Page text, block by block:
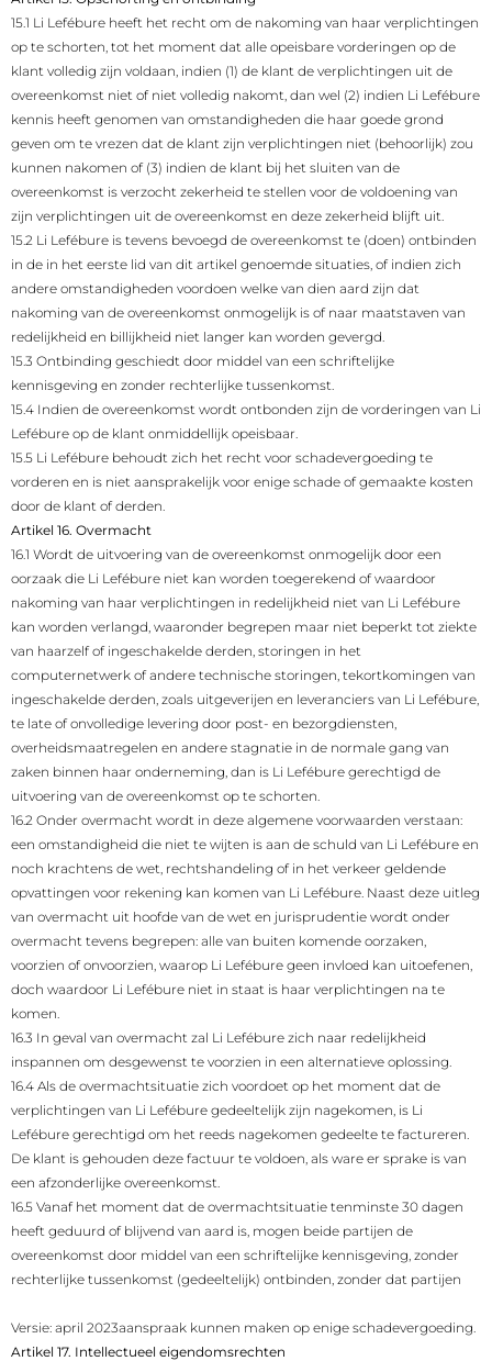
15.1 Li Lefébure heeft het recht om de nakoming van haar verplichtingen
op te schorten, tot het moment dat alle opeisbare vorderingen op de
klant volledig zijn voldaan, indien (1) de klant de verplichtingen uit de
overeenkomst niet of niet volledig nakomt, dan wel (2) indien Li Lefébure
kennis heeft genomen van omstandigheden die haar goede grond
geven om te vrezen dat de klant zijn verplichtingen niet (behoorlijk) zou
kunnen nakomen of (3) indien de klant bij het sluiten van de
overeenkomst is verzocht zekerheid te stellen voor de voldoening van
zijn verplichtingen uit de overeenkomst en deze zekerheid blijft uit.
15.2 Li Lefébure is tevens bevoegd de overeenkomst te (doen) ontbinden
in de in het eerste lid van dit artikel genoemde situaties, of indien zich
andere omstandigheden voordoen welke van dien aard zijn dat
nakoming van de overeenkomst onmogelijk is of naar maatstaven van
redelijkheid en billijkheid niet langer kan worden gevergd.
15.3 Ontbinding geschiedt door middel van een schriftelijke
kennisgeving en zonder rechterlijke tussenkomst.
15.4 Indien de overeenkomst wordt ontbonden zijn de vorderingen van Li
Lefébure op de klant onmiddellijk opeisbaar.
15.5 Li Lefébure behoudt zich het recht voor schadevergoeding te
vorderen en is niet aansprakelijk voor enige schade of gemaakte kosten
door de klant of derden.
Artikel 16. Overmacht
16.1 Wordt de uitvoering van de overeenkomst onmogelijk door een
oorzaak die Li Lefébure niet kan worden toegerekend of waardoor
nakoming van haar verplichtingen in redelijkheid niet van Li Lefébure
kan worden verlangd, waaronder begrepen maar niet beperkt tot ziekte
van haarzelf of ingeschakelde derden, storingen in het
computernetwerk of andere technische storingen, tekortkomingen van
ingeschakelde derden, zoals uitgeverijen en leveranciers van Li Lefébure,
te late of onvolledige levering door post- en bezorgdiensten,
overheidsmaatregelen en andere stagnatie in de normale gang van
zaken binnen haar onderneming, dan is Li Lefébure gerechtigd de
uitvoering van de overeenkomst op te schorten.
16.2 Onder overmacht wordt in deze algemene voorwaarden verstaan:
een omstandigheid die niet te wijten is aan de schuld van Li Lefébure en
noch krachtens de wet, rechtshandeling of in het verkeer geldende
opvattingen voor rekening kan komen van Li Lefébure. Naast deze uitleg
van overmacht uit hoofde van de wet en jurisprudentie wordt onder
overmacht tevens begrepen: alle van buiten komende oorzaken,
voorzien of onvoorzien, waarop Li Lefébure geen invloed kan uitoefenen,
doch waardoor Li Lefébure niet in staat is haar verplichtingen na te
komen.
16.3 In geval van overmacht zal Li Lefébure zich naar redelijkheid
inspannen om desgewenst te voorzien in een alternatieve oplossing.
16.4 Als de overmachtsituatie zich voordoet op het moment dat de
verplichtingen van Li Lefébure gedeeltelijk zijn nagekomen, is Li
Lefébure gerechtigd om het reeds nagekomen gedeelte te factureren.
De klant is gehouden deze factuur te voldoen, als ware er sprake is van
een afzonderlijke overeenkomst.
16.5 Vanaf het moment dat de overmachtsituatie tenminste 30 dagen
heeft geduurd of blijvend van aard is, mogen beide partijen de
overeenkomst door middel van een schriftelijke kennisgeving, zonder
rechterlijke tussenkomst (gedeeltelijk) ontbinden, zonder dat partijen
Versie: april 2023aanspraak kunnen maken op enige schadevergoeding.
Artikel 17. Intellectueel eigendomsrechten